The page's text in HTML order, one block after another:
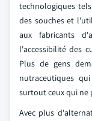
technologiques
des souches et
aux fabricants
l'accessibilité des
Plus de gens
nutraceutiques
surtout ceux qui ne
Avec plus